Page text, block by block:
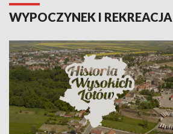
WYPOCZYNEK I REKREACJA